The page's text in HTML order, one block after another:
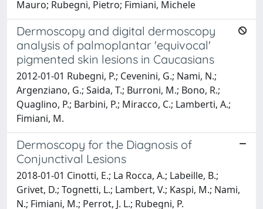
Mauro; Rubegni, Pietro; Fimiani, Michele
Dermoscopy and digital dermoscopy
analysis of palmoplantar 'equivocal'
pigmented skin lesions in Caucasians
2012-01-01 Rubegni, P.; Cevenini, G.; Nami, N.;
Argenziano, G.; Saida, T.; Burroni, M.; Bono, R.;
Quaglino, P.; Barbini, P.; Miracco, C.; Lamberti, A.;
Fimiani, M.
Dermoscopy for the Diagnosis of
Conjunctival Lesions
2018-01-01 Cinotti, E.; La Rocca, A.; Labeille, B.;
Grivet, D.; Tognetti, L.; Lambert, V.; Kaspi, M.; Nami,
N.; Fimiani, M.; Perrot, J. L.; Rubegni, P.